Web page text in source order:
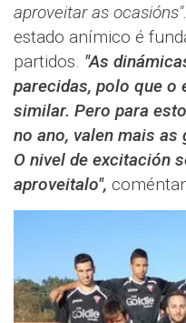
aproveitar as ocasións".
estado anímico é
partidos. "As
parecidas, polo que o
similar. Pero para
no ano, valen mais as
O nivel de excitación
aproveitalo",